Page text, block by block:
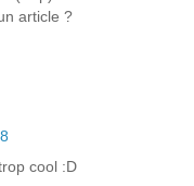
article ?
cool :D